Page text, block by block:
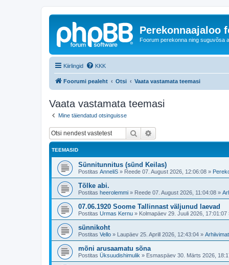
Perekonnaajaloo
Foorum perekonna ning suguvõsa
Kiirlingid KKK
Foorumi pealeht Otsi Vaata vastamata teemasi
Vaata vastamata teemasi
Mine täiendatud otsinguisse
Otsi
TEEMASID
Sünnitunnitus (sünd Keilas)
Postitas AnneliS » Reede 07. August 2026, 12:06:08 »
Tõlke abi.
Postitas heerolemmi » Reede 07. August 2026, 11:04:08 »
07.06.1920 Soome Tallinnast väljunud laevad
Postitas Urmas Kernu » Kolmapäev 29. Juuli 2026, 17:01:07
sünnikoht
Postitas Vello » Laupäev 25. Aprill 2026, 12:43:04 »
mõni arusaamatu sõna
Postitas Üksuudishimulik » Esmaspäev 30. Märts 2026,